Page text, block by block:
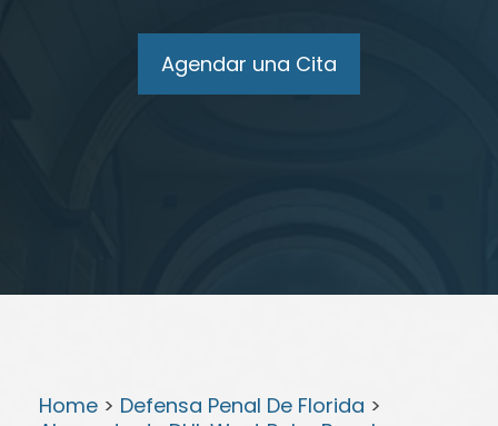
Agendar una Cita
Home > Defensa Penal De Florida >